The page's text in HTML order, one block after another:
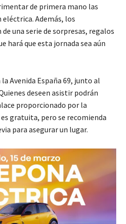
de primera mano las
Además, los
una serie de sorpresas, regalos
hará que esta jornada sea aún
Avenida España 69, junto al
deseen asistir podrán
proporcionado por la
gratuita, pero se recomienda
para asegurar un lugar.